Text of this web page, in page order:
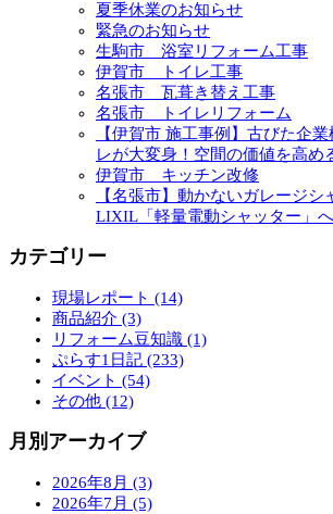
夏季休業のお知らせ
緊急のお知らせ
生駒市 浴室リフォーム工事
伊賀市 トイレ工事
名張市 瓦葺き替え工事
名張市 トイレリフォーム
【伊賀市 施工事例】古びた企
レが大変身！空間の価値を高め
伊賀市 キッチン改修
【名張市】動かないガレージシ
LIXIL「軽量電動シャッター」
カテゴリー
現場レポート (14)
商品紹介 (3)
リフォーム豆知識 (1)
ぷらす1日記 (233)
イベント (54)
その他 (12)
月別アーカイブ
2026年8月 (3)
2026年7月 (5)